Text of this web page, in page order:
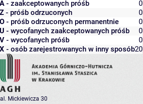
A - zaakceptowanych próśb
0
Z - próśb odrzuconych
0
O - próśb odrzuconych permanentnie
0
U - wycofanych zaakceptowanych próśb
0
V - wycofanych próśb
0
X - osób zarejestrowanych w inny sposób20
al. Mickiewicza 30